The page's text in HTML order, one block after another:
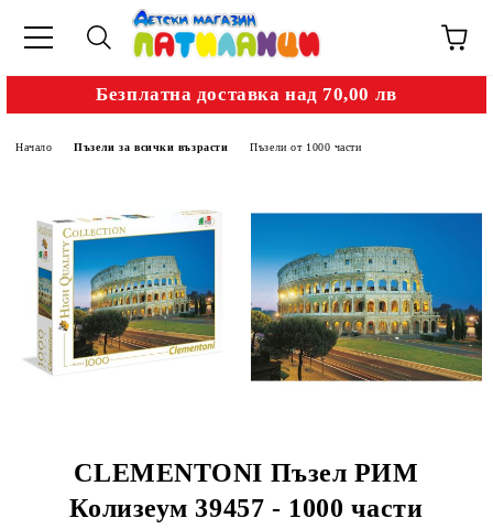
Безплатна доставка над 70,00 лв
Начало Пъзели за всички възрасти Пъзели от 1000 части
CLEMENTONI Пъзел РИМ
Колизеум 39457 - 1000 части